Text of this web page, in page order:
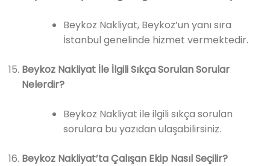
Beykoz Nakliyat, Beykoz’un yanı sıra
İstanbul genelinde hizmet vermektedir.
Beykoz Nakliyat İle İlgili Sıkça Sorulan Sorular
Nelerdir?
Beykoz Nakliyat ile ilgili sıkça sorulan
sorulara bu yazıdan ulaşabilirsiniz.
Beykoz Nakliyat’ta Çalışan Ekip Nasıl Seçilir?